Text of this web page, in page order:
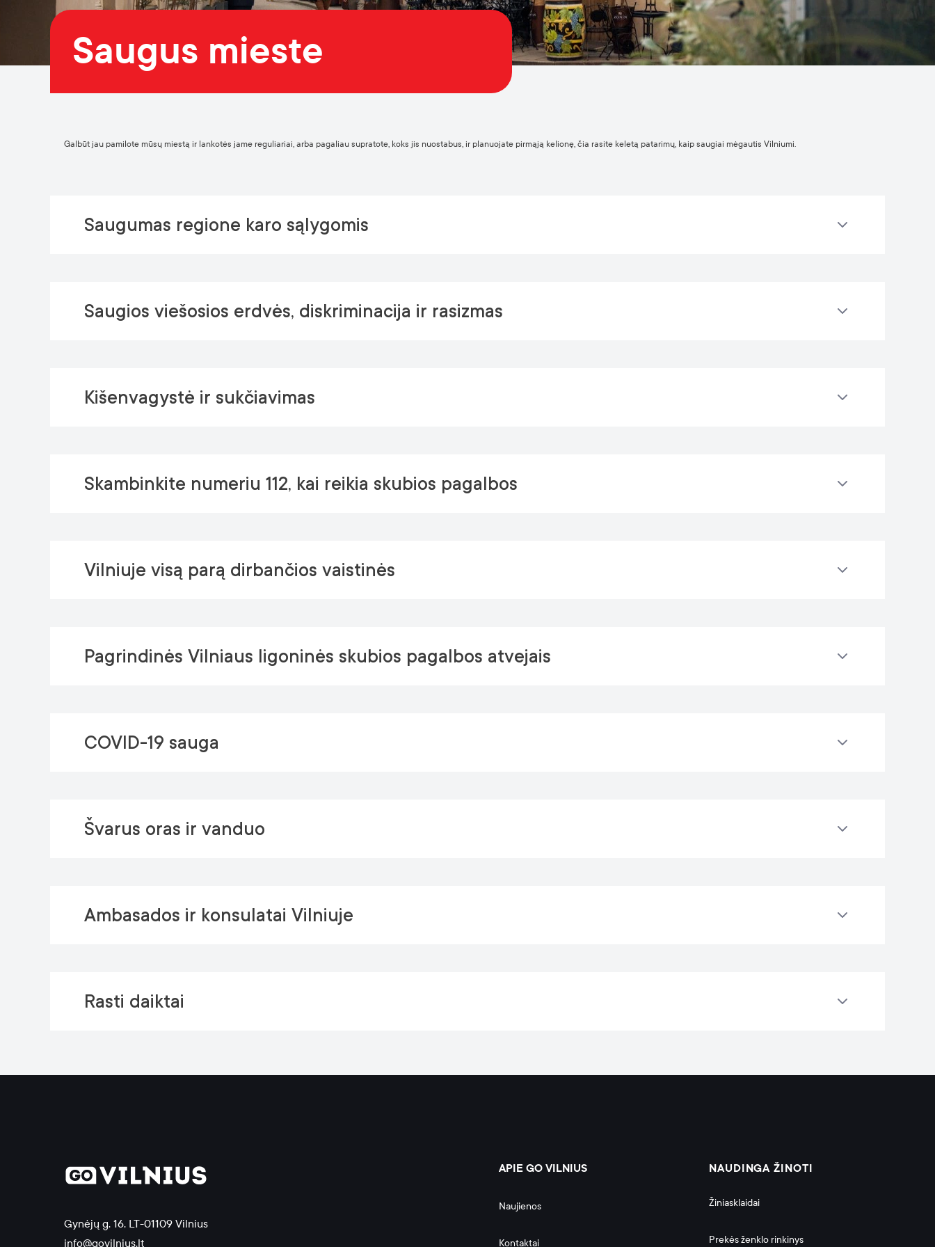
Saugus mieste
Galbūt jau pamilote mūsų miestą ir lankotės jame reguliariai, arba pagaliau supratote, koks jis nuostabus, ir planuojate pirmąją kelionę, čia rasite keletą patarimų, kaip saugiai mėgautis Vilniumi.
Saugumas regione karo sąlygomis
Saugios viešosios erdvės, diskriminacija ir rasizmas
Kišenvagystė ir sukčiavimas
Skambinkite numeriu 112, kai reikia skubios pagalbos
Vilniuje visą parą dirbančios vaistinės
Pagrindinės Vilniaus ligoninės skubios pagalbos atvejais
COVID-19 sauga
Švarus oras ir vanduo
Ambasados ir konsulatai Vilniuje
Rasti daiktai
Gynėjų g. 16, LT-01109 Vilnius
info@govilnius.lt
APIE GO VILNIUS
Naujienos
Kontaktai
NAUDINGA ŽINOTI
Žiniasklaidai
Prekės ženklo rinkinys